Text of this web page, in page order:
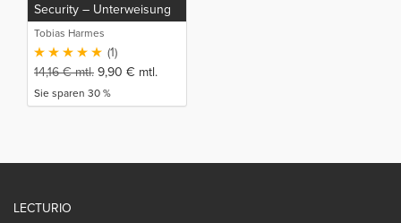
Security – Unterweisung
Tobias Harmes
(1)
14,16€mtl. 9,90 € mtl.
Sie sparen 30 %
LECTURIO